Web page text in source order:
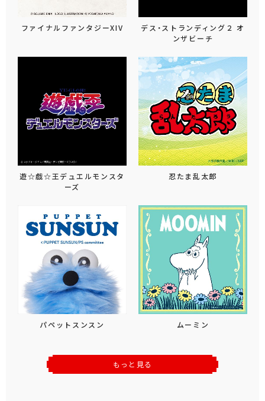
ファイナルファンタジーXIV
デス・ストランディング２ オ
ンザビーチ
遊☆戯☆王デュエルモンスタ
ーズ
忍たま乱太郎
パペットスンスン ムーミン
もっと見る